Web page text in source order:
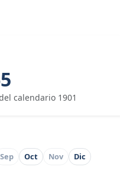
calendario 1901
Sep Oct Nov Dic